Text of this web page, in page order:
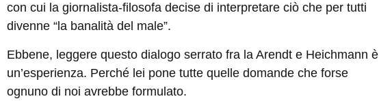
con cui la giornalista-filosofa decise di interpretare ciò che per tutti
divenne “la banalità del male”.
Ebbene, leggere questo dialogo serrato fra la Arendt e Heichmann è
un’esperienza. Perché lei pone tutte quelle domande che forse
ognuno di noi avrebbe formulato.